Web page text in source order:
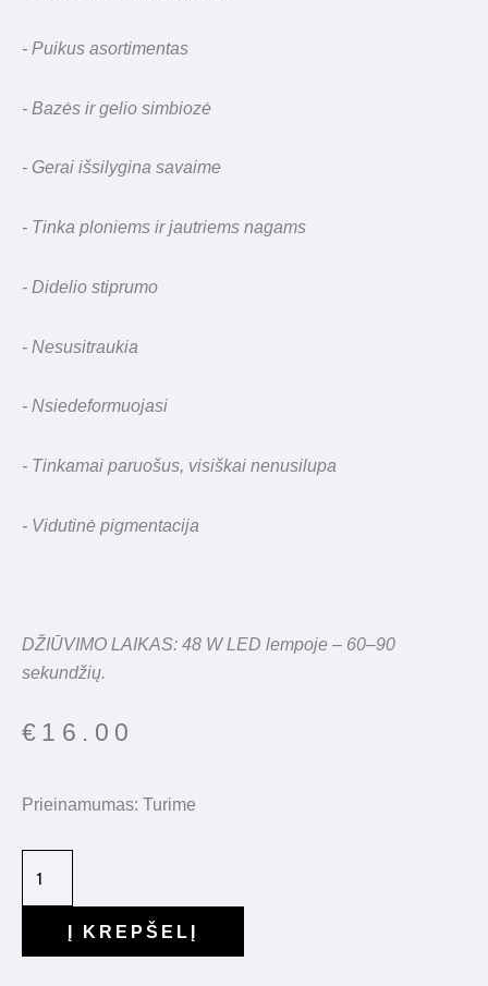
- Puikus asortimentas
- Bazės ir gelio simbiozė
- Gerai išsilygina savaime
- Tinka ploniems ir jautriems nagams
- Didelio stiprumo
- Nesusitraukia
- Nsiedeformuojasi
- Tinkamai paruošus, visiškai nenusilupa
- Vidutinė pigmentacija
DŽIŪVIMO LAIKAS: 48 W LED lempoje – 60–90
sekundžių.
€ 16.00
Prieinamumas: Turime
Į KREPŠELĮ